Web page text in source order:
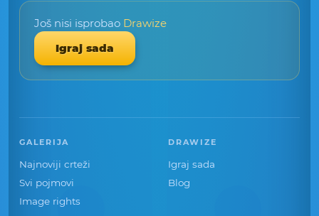
Još nisi isprobao Drawize
Igraj sada
GALERIJA
Najnoviji crteži
Svi pojmovi
Image rights
DRAWIZE
Igraj sada
Blog